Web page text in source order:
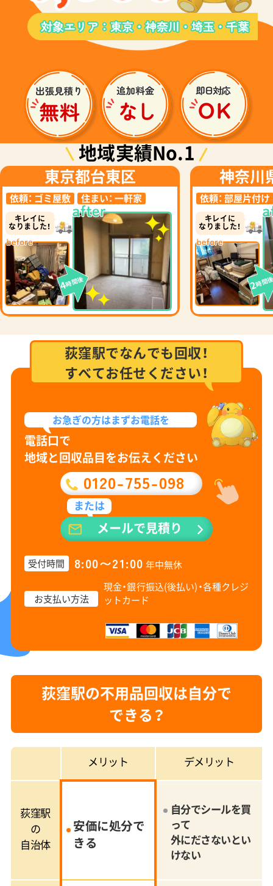
地域実績No.1
東京都台東区
依頼： ゴミ屋敷 住まい： 一軒家
キレイに
なりました！
4時間後
神奈川
依頼： 部屋片付け
キレイに
なりました！
2時間
荻窪駅でなんでも回収！
すべてお任せください！
お急ぎの方はまずお電話を
電話口で
地域と回収品目をお伝えください
0120-755-098
または
メールで見積り
受付時間 8:00〜21:00 年中無休
お支払い方法
現金・銀行振込(後払い)・各種クレジ
ットカード
荻窪駅の不用品回収は自分で
できる？
メリット デメリット
荻窪駅
の
自治体
安価に処分で
きる
自分でシールを買
って
外にださないとい
けない